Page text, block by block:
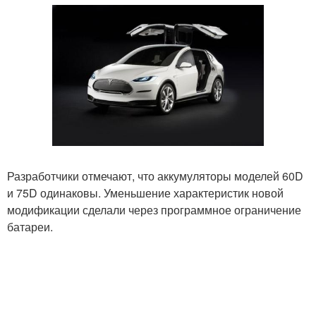
Разработчики отмечают, что аккумуляторы моделей 60D
и 75D одинаковы. Уменьшение характеристик новой
модификации сделали через программное ограничение
батареи.